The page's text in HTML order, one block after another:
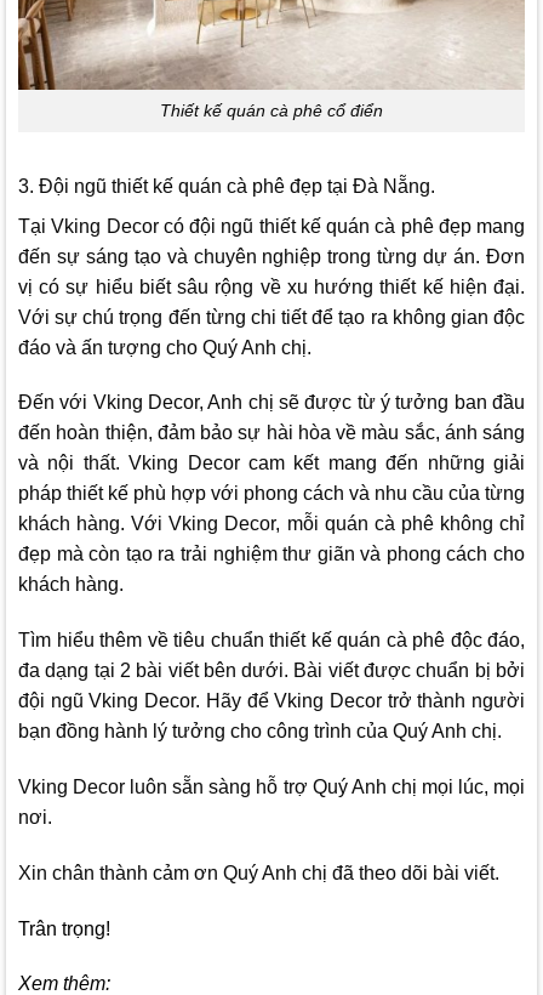
Thiết kế quán cà phê cổ điển
3. Đội ngũ thiết kế quán cà phê đẹp tại Đà Nẵng.
TạiVking Decorcó đội ngũ thiết kế quán cà phê đẹp mang
đến sự sáng tạo và chuyên nghiệp trong từng dự án. Đơn
vị có sự hiểu biết sâu rộng về xu hướng thiết kế hiện đại.
Với sự chú trọng đến từng chi tiết để tạo ra không gian độc
đáo và ấn tượng cho Quý Anh chị.
Đến với Vking Decor, Anh chị sẽ được từ ý tưởng ban đầu
đến hoàn thiện, đảm bảo sự hài hòa về màu sắc, ánh sáng
và nội thất.Vking Decorcam kết mang đến những giải
pháp thiết kế phù hợp với phong cách và nhu cầu của từng
khách hàng. VớiVking Decor, mỗi quán cà phê không chỉ
đẹp mà còn tạo ra trải nghiệm thư giãn và phong cách cho
khách hàng.
Tìm hiểu thêm về tiêu chuẩn thiết kế quán cà phê độc đáo,
đa dạng tại 2 bài viết bên dưới. Bài viết được chuẩn bị bởi
đội ngũVking Decor. Hãy đểVking Decor trở thành người
bạn đồng hành lý tưởng cho công trình của Quý Anh chị.
Vking Decor luôn sẵn sàng hỗ trợ Quý Anh chị mọi lúc, mọi
nơi.
Xin chân thành cảm ơn Quý Anh chị đã theo dõi bài viết.
Trân trọng!
Xem thêm: